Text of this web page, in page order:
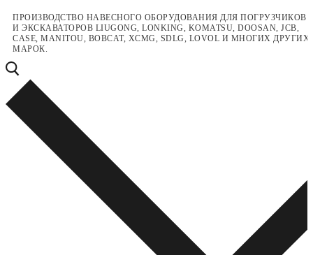
Перейти
содержимому
Меню
Закрыть
ПРОИЗВОДСТВО НАВЕСНОГО ОБОРУДОВАНИЯ ДЛЯ ПОГРУЗЧИКОВ
И ЭКСКАВАТОРОВ LIUGONG, LONKING, KOMATSU, DOOSAN, JCB,
CASE, MANITOU, BOBCAT, XCMG, SDLG, LOVOL И МНОГИХ ДРУГИХ
МАРОК.